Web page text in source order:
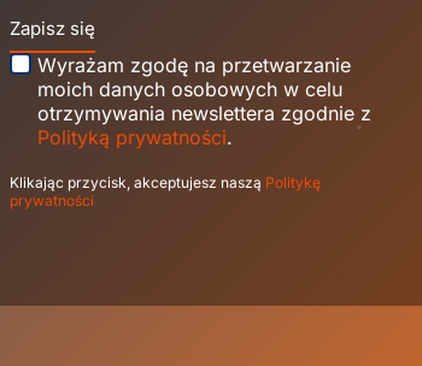
Zapisz się
Wyrażam zgodę na przetwarzanie
moich danych osobowych w celu
otrzymywania newslettera zgodnie z
Polityką prywatności.
Klikając przycisk, akceptujesz naszą Politykę
prywatności